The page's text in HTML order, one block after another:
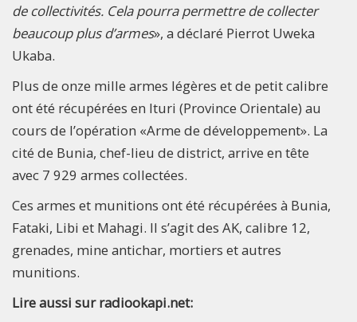
de collectivités. Cela pourra permettre de collecter
beaucoup plus d’armes», a déclaré Pierrot Uweka
Ukaba.
Plus de onze mille armes légères et de petit calibre
ont été récupérées en Ituri (Province Orientale) au
cours de l’opération «Arme de développement». La
cité de Bunia, chef-lieu de district, arrive en tête
avec 7 929 armes collectées.
Ces armes et munitions ont été récupérées à Bunia,
Fataki, Libi et Mahagi. Il s’agit des AK, calibre 12,
grenades, mine antichar, mortiers et autres
munitions.
Lire aussi sur radiookapi.net: